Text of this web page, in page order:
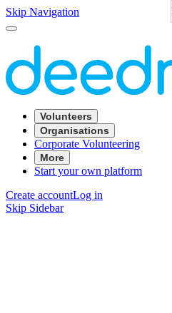
Skip Navigation
Volunteers
Organisations
Corporate Volunteering
More
Start your own platform
Create accountLog in
Skip Sidebar